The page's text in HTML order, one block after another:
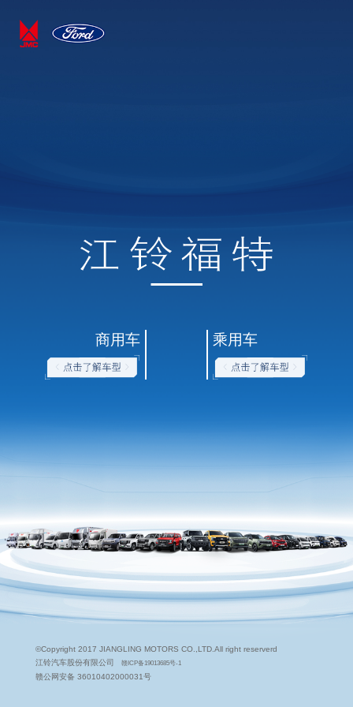
商用车 乘用车
©Copyright 2017 JIANGLING MOTORS CO.,LTD.All right reserverd
江铃汽车股份有限公司
赣ICP备19013685号-1
赣公网安备 36010402000031号